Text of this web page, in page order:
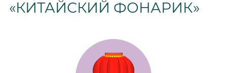
«КИТАЙСКИЙ ФОНАРИК»